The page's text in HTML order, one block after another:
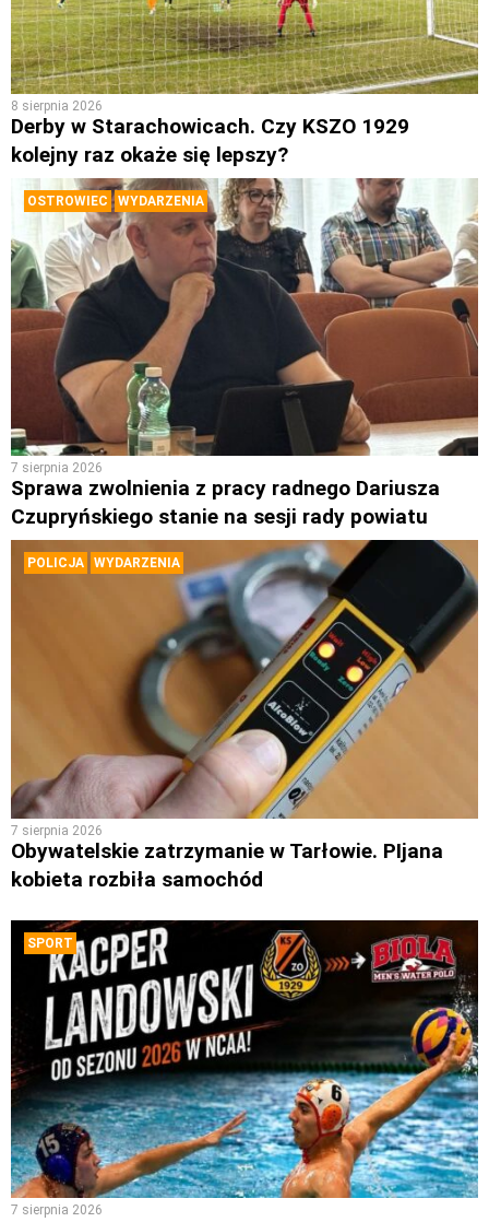
8 sierpnia 2026
Derby w Starachowicach. Czy KSZO 1929
kolejny raz okaże się lepszy?
OSTROWIEC WYDARZENIA
7 sierpnia 2026
Sprawa zwolnienia z pracy radnego Dariusza
Czupryńskiego stanie na sesji rady powiatu
POLICJA WYDARZENIA
7 sierpnia 2026
Obywatelskie zatrzymanie w Tarłowie. PIjana
kobieta rozbiła samochód
SPORT
7 sierpnia 2026